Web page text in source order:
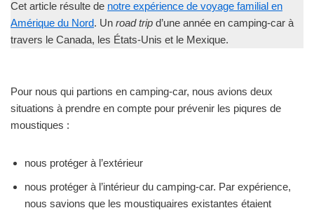
Cet article résulte de notre expérience de voyage familial en
Amérique du Nord. Un road trip d’une année en camping-car à
travers le Canada, les États-Unis et le Mexique.
Pour nous qui partions en camping-car, nous avions deux
situations à prendre en compte pour prévenir les piqures de
moustiques :
nous protéger à l’extérieur
nous protéger à l’intérieur du camping-car. Par expérience,
nous savions que les moustiquaires existantes étaient